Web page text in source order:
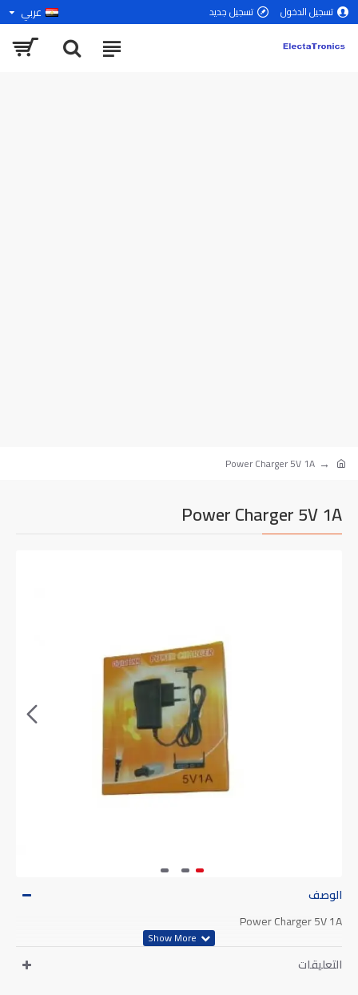
تسجيل الدخول تسجيل جديد عربي
Power Charger 5V 1A
Power Charger 5V 1A
الوصف
Power Charger 5V 1A
التعليقات